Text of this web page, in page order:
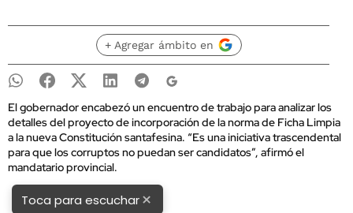
+ Agregar ámbito en
El gobernador encabezó un encuentro de trabajo para analizar los
detalles del proyecto de incorporación de la norma de Ficha Limpia
a la nueva Constitución santafesina. “Es una iniciativa trascendental
para que los corruptos no puedan ser candidatos”, afirmó el
mandatario provincial.
Toca para escuchar×